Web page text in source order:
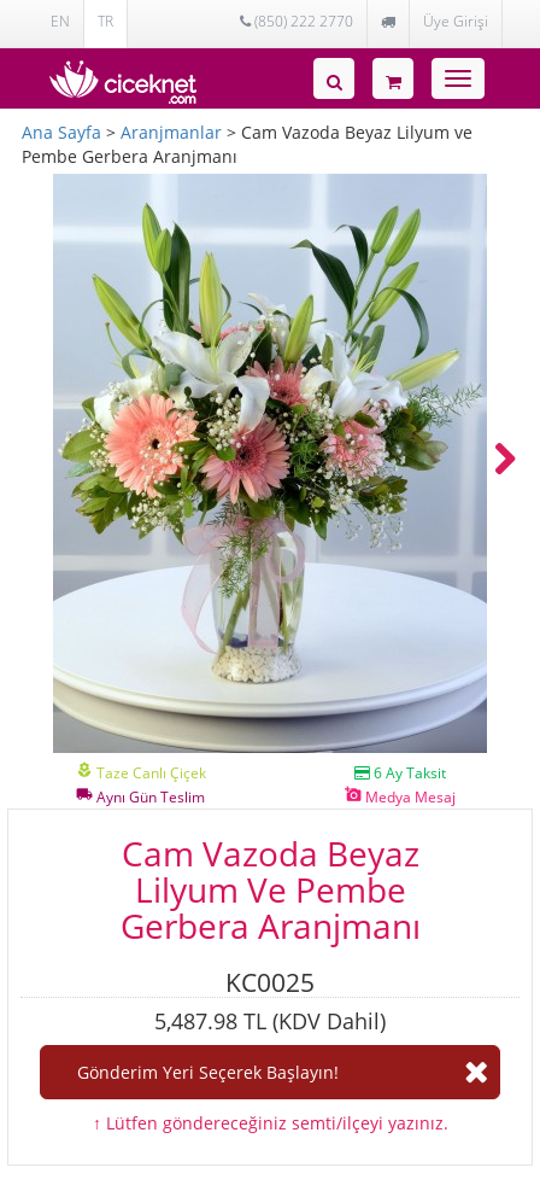
EN TR (850) 222 2770 Üye Girişi
Toggle
navigation
Ana Sayfa > Aranjmanlar > Cam Vazoda Beyaz Lilyum ve
Pembe Gerbera Aranjmanı
local_florist Taze Canlı Çiçek 6 Ay Taksit
local_shipping Aynı Gün Teslim add_a_photoMedya Mesaj
Cam Vazoda Beyaz
Lilyum Ve Pembe
Gerbera Aranjmanı
KC0025
5,487.98 TL (KDV Dahil)
↑ Lütfen göndereceğiniz semti/ilçeyi yazınız.